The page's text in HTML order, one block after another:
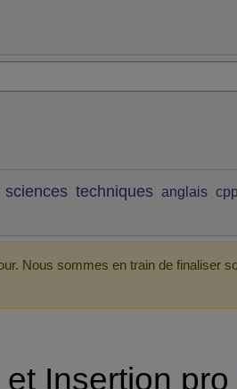
sciences techniques anglais cpp
Nous sommes en train de finaliser
Insertion pro